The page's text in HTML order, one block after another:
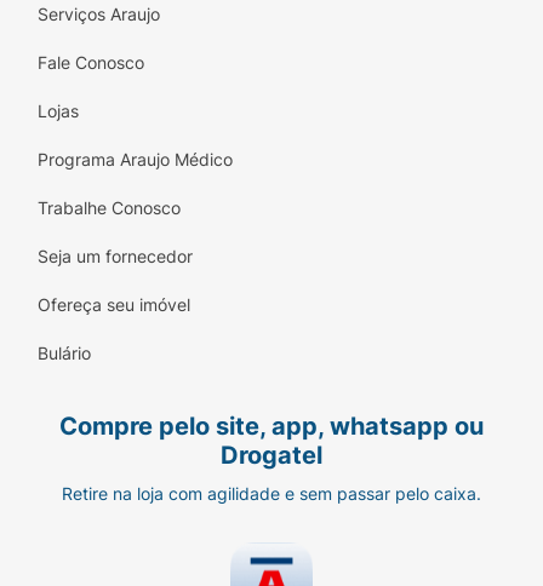
Serviços Araujo
Fale Conosco
Lojas
Programa Araujo Médico
Trabalhe Conosco
Seja um fornecedor
Ofereça seu imóvel
Bulário
Compre pelo site, app, whatsapp ou
Drogatel
Retire na loja com agilidade e sem passar pelo caixa.